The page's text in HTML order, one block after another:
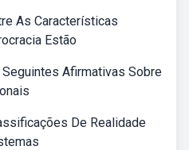
As Características
Estão
Afirmativas Sobre
De Realidade